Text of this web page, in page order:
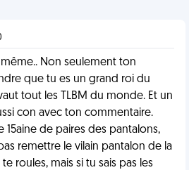
Non seulement ton
que tu es un grand roi du
tout les TLBM du monde. Et un
con avec ton commentaire.
15aine de paires des pantalons,
remettre le vilain pantalon de la
roules, mais si tu sais pas les